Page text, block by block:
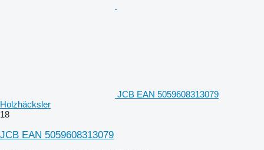
JCB EAN 5059608313079
Holzhäcksler
18
JCB EAN 5059608313079